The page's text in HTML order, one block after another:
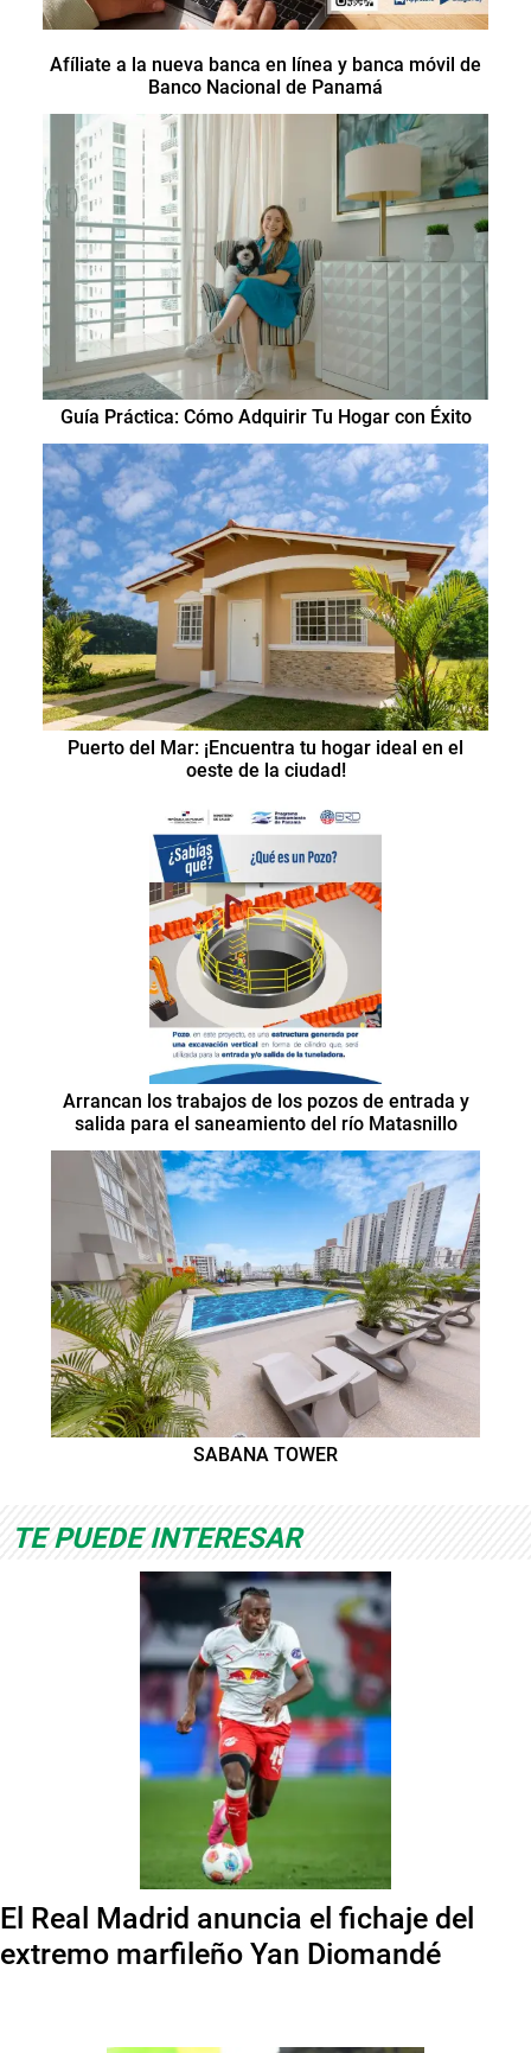
Afíliate a la nueva banca en línea y banca móvil de
Banco Nacional de Panamá
Guía Práctica: Cómo Adquirir Tu Hogar con Éxito
Puerto del Mar: ¡Encuentra tu hogar ideal en el
oeste de la ciudad!
Arrancan los trabajos de los pozos de entrada y
salida para el saneamiento del río Matasnillo
SABANA TOWER
TE PUEDE INTERESAR
El Real Madrid anuncia el fichaje del
extremo marfileño Yan Diomandé